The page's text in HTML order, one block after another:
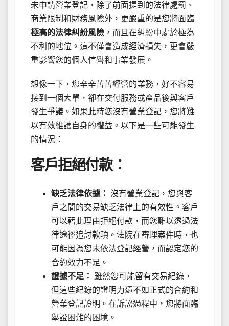
未申請營業登記，除了前面提到的法律處罰、
商業限制和財務風險外，更嚴重的是您將面臨
極高的法律糾紛風險 ，而且在糾紛中處於極為
不利的地位。這不僅會造成經濟損失，更會嚴
重影響您的個人信譽和事業發展。
想像一下，您辛辛苦苦經營的業務，好不容易
接到一個大單，卻在交付服務或產品後與客戶
發生爭議。如果此時您沒有營業登記，您將難
以有效維護自身的權益。以下是一些可能發生
的情況：
客戶拒絕付款：
缺乏法律依據： 沒有營業登記，您與客
戶之間的交易缺乏法律上的有效性。客戶
可以藉此理由拒絕付款，而您難以透過法
律途徑追討款項。法院在審理案件時，也
可能因為您未依法登記經營，而認定您的
合約效力不足。
證據不足：
雖然您可能留有交易紀錄，
但這些紀錄的證明力遠不如正式的合約和
營業登記證明。在訴訟過程中，您將面臨
舉證困難的困境。